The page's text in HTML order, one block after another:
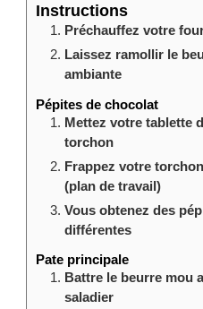
Instructions
Préchauffez votre
Laissez ramollir le
ambiante
Pépites de chocolat
Mettez votre tablette
torchon
Frappez votre
(plan de travail)
Vous obtenez des
différentes
Pate principale
Battre le beurre mou
saladier